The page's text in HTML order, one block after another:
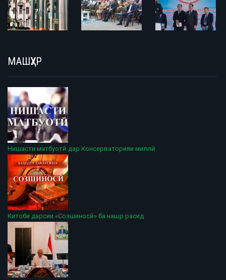
МАШҲУР
Нишасти матбуотӣ дар Консерваторияи миллӣ
Китоби дарсии «Созшиносӣ» ба нашр расид